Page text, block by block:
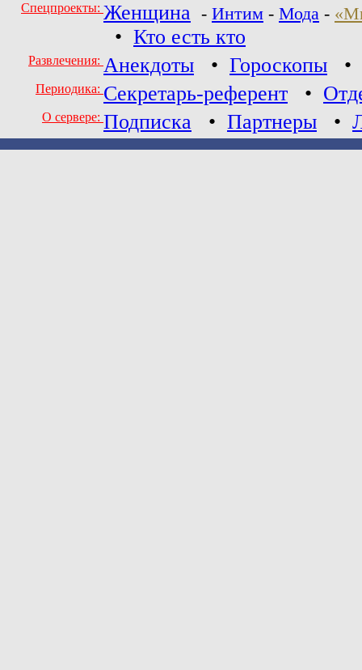
Спецпроекты: Женщина - Интим - Мода -
• Кто есть кто
Развлечения: Анекдоты • Гороскопы •
Периодика: Секретарь-референт •
О сервере: Подписка • Партнеры •